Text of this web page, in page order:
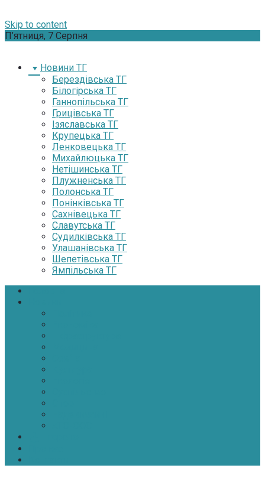
Skip to content
П’ятниця, 7 Серпня
Новини ТГ
Берездівська ТГ
Білогірська ТГ
Ганнопільська ТГ
Грицівська ТГ
Ізяславська ТГ
Крупецька ТГ
Ленковецька ТГ
Михайлюцька ТГ
Нетішинська ТГ
Плужненська ТГ
Полонська ТГ
Понінківська ТГ
Сахнівецька ТГ
Славутська ТГ
Судилківська ТГ
Улашанівська ТГ
Шепетівська ТГ
Ямпільська ТГ